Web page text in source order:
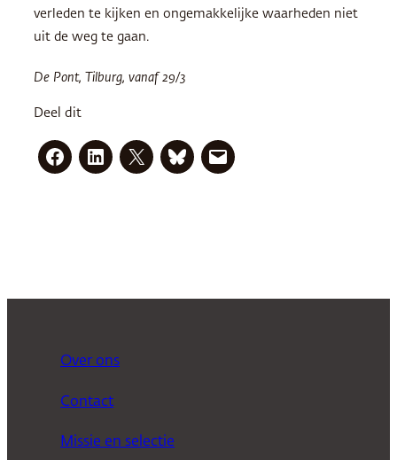
verleden te kijken en ongemakkelijke waarheden niet
uit de weg te gaan.
De Pont, Tilburg, vanaf 29/3
Deel dit
Over ons
Contact
Missie en selectie